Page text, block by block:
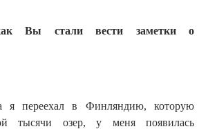
Вы стали вести заметки о
переехал в Финляндию, которую
тысячи озер, у меня появилась